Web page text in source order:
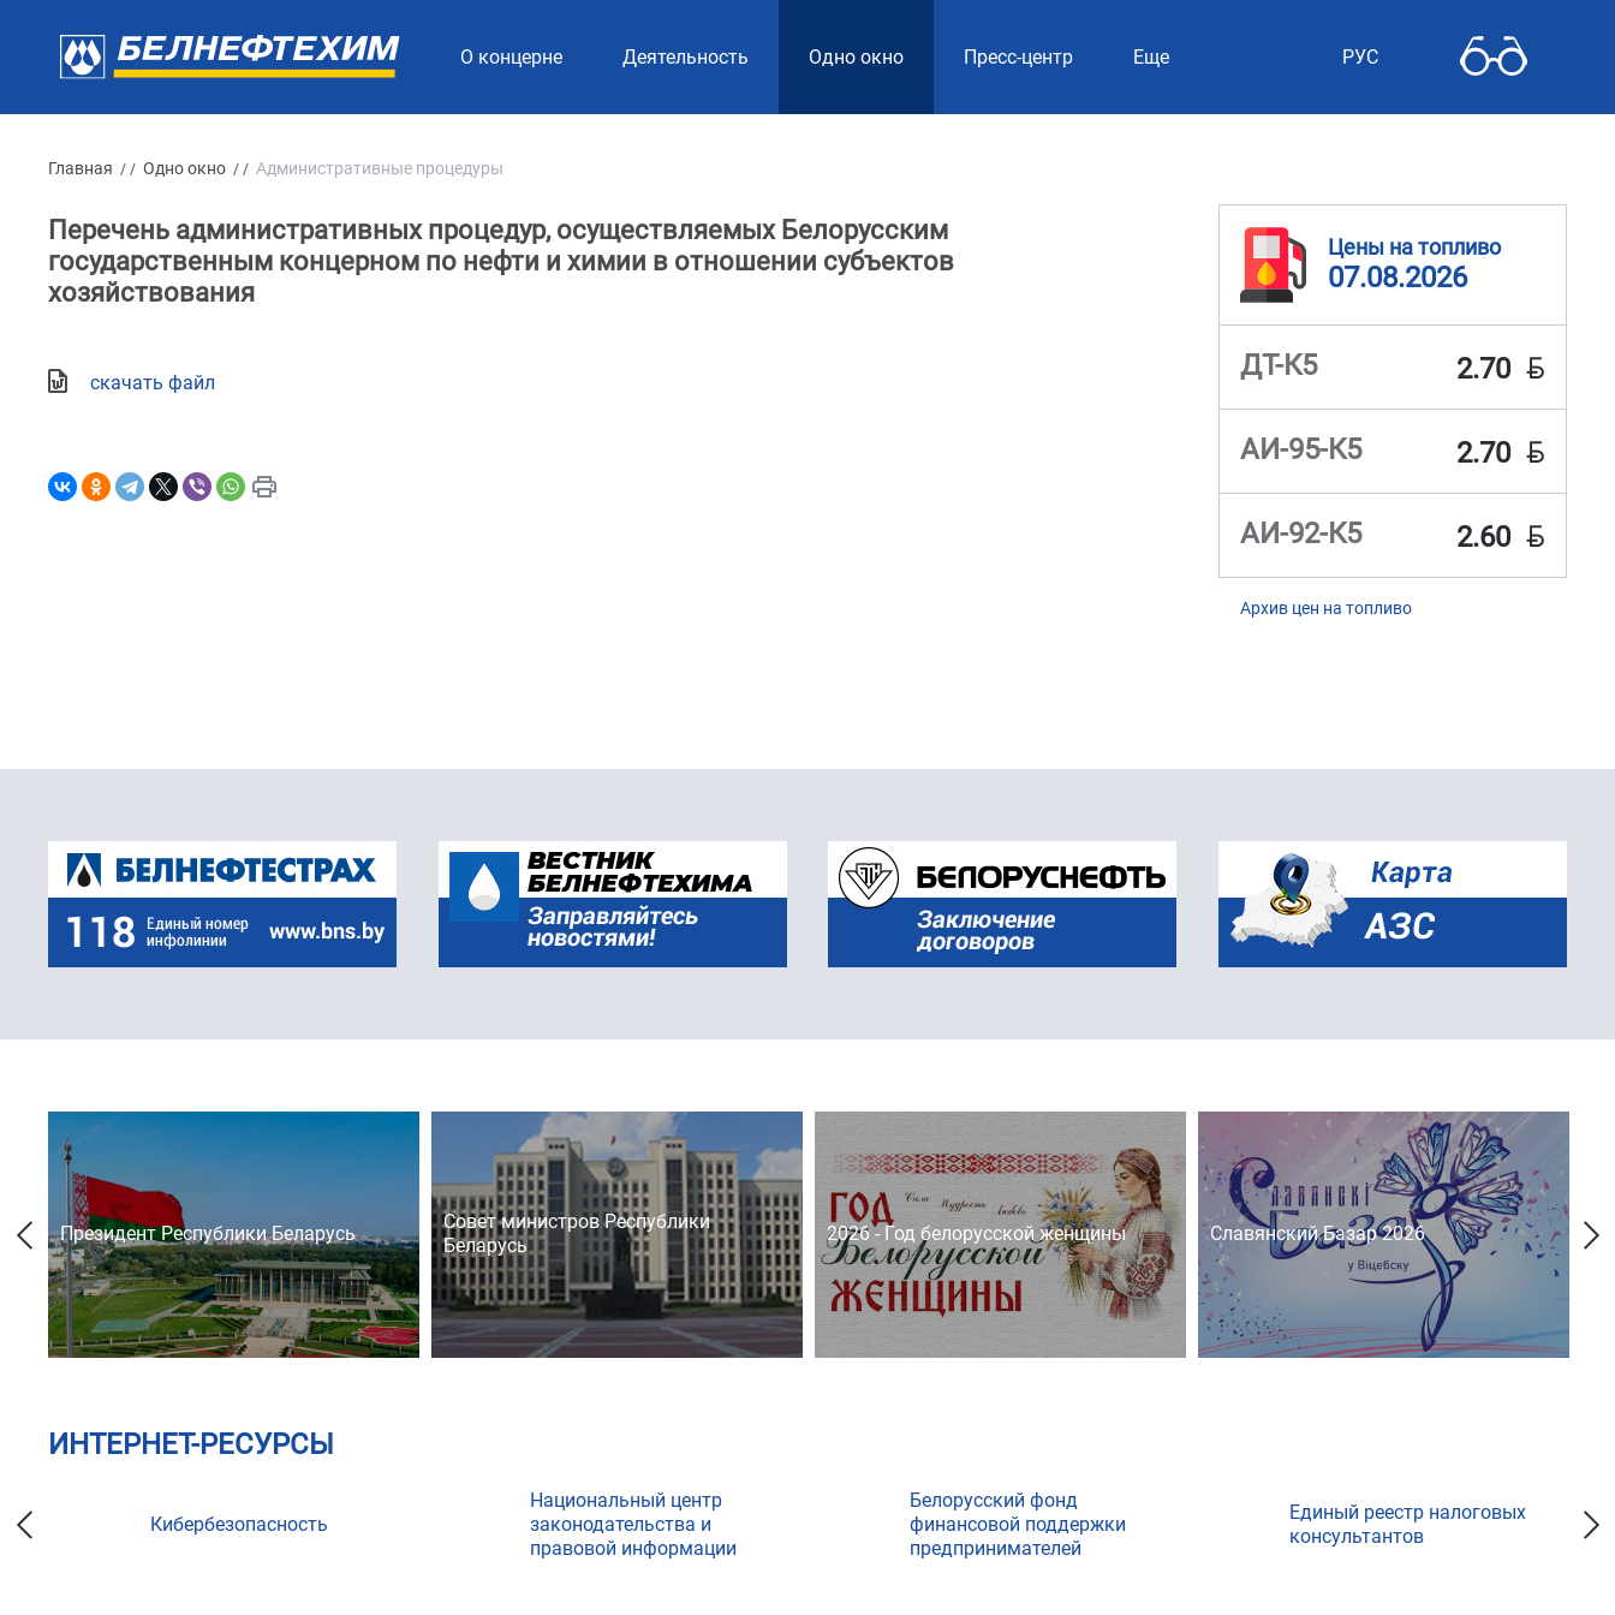
О концерне Деятельность Одно окно Пресс-центр Еще РУС
Главная / / Одно окно / / Административные процедуры
Перечень административных процедур, осуществляемых Белорусским
государственным концерном по нефти и химии в отношении субъектов
хозяйствования
скачать файл
Цены на топливо
07.08.2026
ДТ-К5 2.70 BYN
АИ-95-К5 2.70 BYN
АИ-92-К5 2.60 BYN
Архив цен на топливо
Президент Республики Беларусь
Совет министров Республики
Беларусь
2026 - Год белорусской женщины Славянский Базар 2026
ИНТЕРНЕТ-РЕСУРСЫ
Кибербезопасность
Национальный центр
законодательства и
правовой информации
Белорусский фонд
финансовой поддержки
предпринимателей
Единый реестр налоговых
консультантов